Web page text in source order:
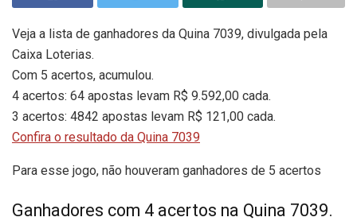
Veja a lista de ganhadores da Quina 7039, divulgada pela
Caixa Loterias.
Com 5 acertos, acumulou.
4 acertos: 64 apostas levam R$ 9.592,00 cada.
3 acertos: 4842 apostas levam R$ 121,00 cada.
Confira o resultado da Quina 7039
Para esse jogo, não houveram ganhadores de 5 acertos
Ganhadores com 4 acertos na Quina 7039.